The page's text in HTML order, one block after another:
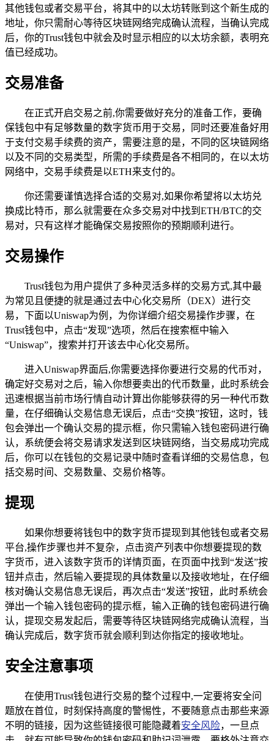
其他钱包或者交易平台，将其中的以太坊转账到这个新生成的
地址，你只需耐心等待区块链网络完成确认流程，当确认完成
后，你的Trust钱包中就会及时显示相应的以太坊余额，表明充
值已经成功。
交易准备
在正式开启交易之前,你需要做好充分的准备工作，要确
保钱包中有足够数量的数字货币用于交易，同时还要准备好用
于支付交易手续费的资产，需要注意的是，不同的区块链网络
以及不同的交易类型，所需的手续费是各不相同的，在以太坊
网络中，交易手续费是以ETH来支付的。
你还需要谨慎选择合适的交易对,如果你希望将以太坊兑
换成比特币，那么就需要在众多交易对中找到ETH/BTC的交
易对，只有这样才能确保交易按照你的预期顺利进行。
交易操作
Trust钱包为用户提供了多种灵活多样的交易方式,其中最
为常见且便捷的就是通过去中心化交易所（DEX）进行交
易，下面以Uniswap为例，为你详细介绍交易操作步骤，在
Trust钱包中，点击“发现”选项，然后在搜索框中输入
“Uniswap”，搜索并打开该去中心化交易所。
进入Uniswap界面后,你需要选择你要进行交易的代币对，
确定好交易对之后，输入你想要卖出的代币数量，此时系统会
迅速根据当前市场行情自动计算出你能够获得的另一种代币数
量，在仔细确认交易信息无误后，点击“交换”按钮，这时，钱
包会弹出一个确认交易的提示框，你只需输入钱包密码进行确
认，系统便会将交易请求发送到区块链网络，当交易成功完成
后，你可以在钱包的交易记录中随时查看详细的交易信息，包
括交易时间、交易数量、交易价格等。
提现
如果你想要将钱包中的数字货币提现到其他钱包或者交易
平台,操作步骤也并不复杂，点击资产列表中你想要提现的数
字货币，进入该数字货币的详情页面，在页面中找到“发送”按
钮并点击，然后输入要提现的具体数量以及接收地址，在仔细
核对确认交易信息无误后，再次点击“发送”按钮，此时系统会
弹出一个输入钱包密码的提示框，输入正确的钱包密码进行确
认，提现交易发起后，需要等待区块链网络完成确认流程，当
确认完成后，数字货币就会顺利到达你指定的接收地址。
安全注意事项
在使用Trust钱包进行交易的整个过程中,一定要将安全问
题放在首位，时刻保持高度的警惕性，不要随意点击那些来源
不明的链接，因为这些链接很可能隐藏着安全风险，一旦点